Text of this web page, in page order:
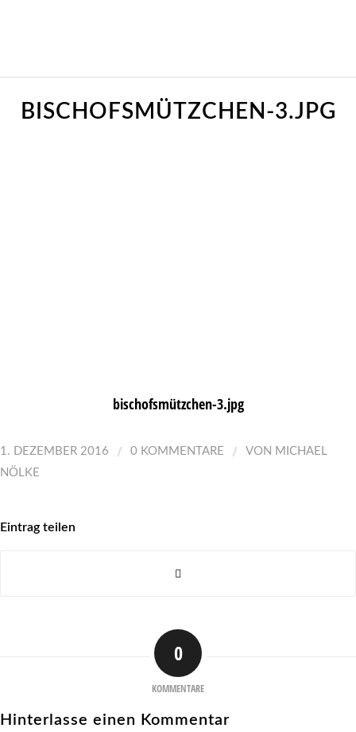
BISCHOFSMÜTZCHEN-3.JPG
bischofsmützchen-3.jpg
1. DEZEMBER 2016 / 0 KOMMENTARE / VON MICHAEL
NÖLKE
Eintrag teilen
0
KOMMENTARE
Hinterlasse einen Kommentar